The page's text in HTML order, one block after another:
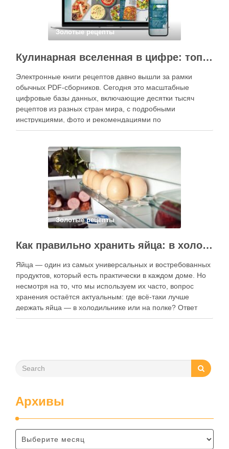
Золотые рецепты
Кулинарная вселенная в цифре: топ-3 самых больших электронных книг рецептов
Электронные книги рецептов давно вышли за рамки
обычных PDF-сборников. Сегодня это масштабные
цифровые базы данных, включающие десятки тысяч
рецептов из разных стран мира, с подробными
инструкциями, фото и рекомендациями по
приготовлению. В отличие от печатных изданий,
контент, расширять коллекции блюд и добавлять новые
функции. Ниже …
Золотые рецепты
Как правильно хранить яйца: в холодильнике или на полке?
Яйца — один из самых универсальных и востребованных
продуктов, который есть практически в каждом доме. Но
несмотря на то, что мы используем их часто, вопрос
хранения остаётся актуальным: где всё-таки лучше
держать яйца — в холодильнике или на полке? Ответ
зависит от нескольких факторов, включая температуру
Архивы